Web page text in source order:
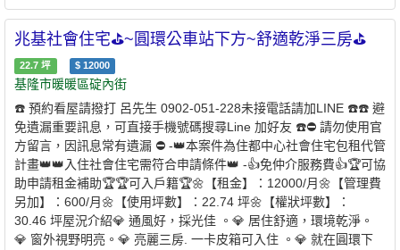
聖(98)北市經證字第00315號附近有便利商店、公園綠地、學校。
麥當勞、肯德基、星巴克、路易莎及元智商圈豐富餐飲⚠️【生活公
約與租屋條件】• 可申請租屋補助、可報稅• 禁寵物、禁煙、禁檳
榔、禁神明廳、禁轉租、短租、禁非法行為及八大行業• 適合對象：
歡迎生活單純、有正當工作之上班族或學生（看房前請提供名片或
兆基社會住宅⛳️~圓環公車站下方~舒適乾淨三房⛳️
22.7 坪 $ 12000
基隆市暖暖區碇內街
☎️ 預約看屋請撥打 呂先生 0902-051-228未接電話請加LINE ☎️☎️ 避
免遺漏重要訊息，可直接手機號碼搜尋Line 加好友 ☎️⛔️ 請勿使用官
方留言，因訊息常有遺漏 ⛔️ -👑本案件為住都中心社會住宅包租代管
計畫👑👑入住社會住宅需符合申請條件👑 -👍免仲介服務費👍🏆可協
助申請租金補助🏆🏆可入戶籍🏆🌼【租金】：12000/月🌼【管理費
另加】：600/月🌼【使用坪數】：22.74 坪🌼【權狀坪數】：
30.46 坪屋況介紹💎 通風好，採光佳 。💎 居住舒適，環境乾淨。
💎 窗外視野明亮。💎 亮麗三房. 一卡皮箱可入住 。💎 就在圓環下